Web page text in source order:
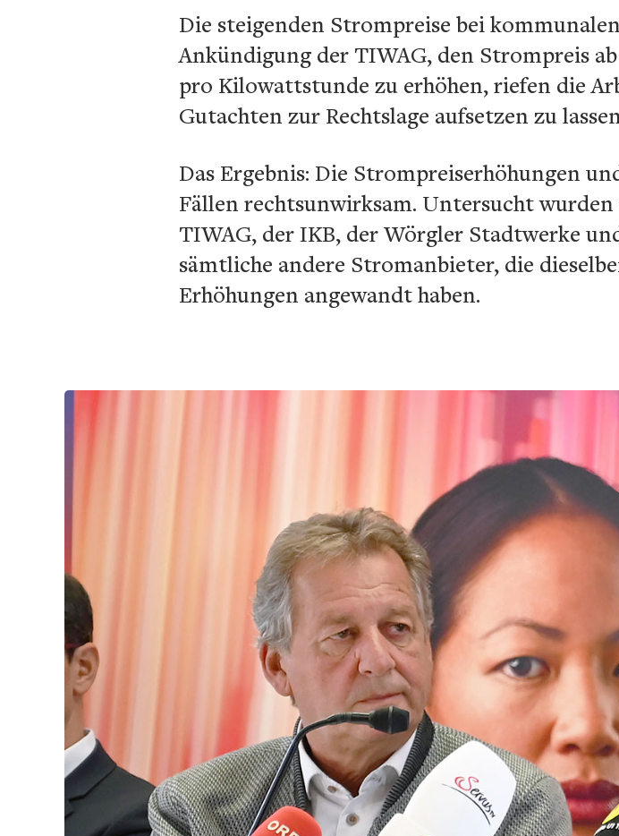
Die steigenden Strompreise bei
Ankündigung der TIWAG, den Strompreis
pro Kilowattstunde zu erhöhen, riefen die
Gutachten zur Rechtslage aufsetzen zu
Das Ergebnis: Die Strompreiserhöhungen
Fällen rechtsunwirksam. Untersucht
TIWAG, der IKB, der Wörgler Stadtwerke
sämtliche andere Stromanbieter, die
Erhöhungen angewandt haben.